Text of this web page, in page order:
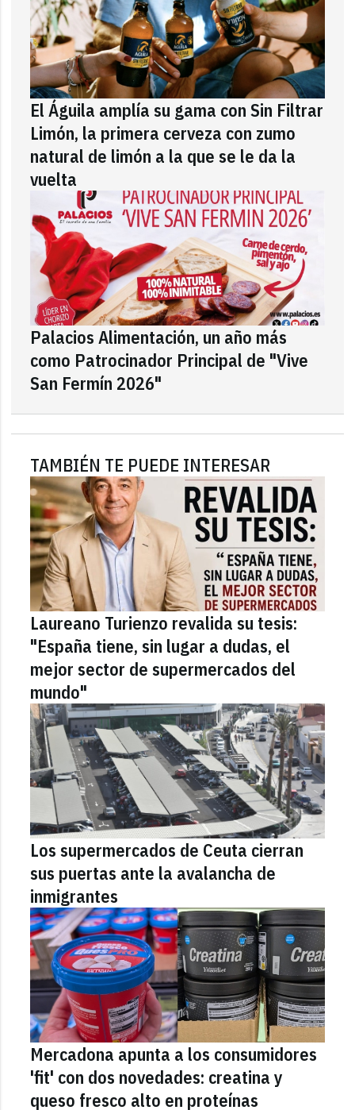
El Águila amplía su gama con Sin Filtrar
Limón, la primera cerveza con zumo
natural de limón a la que se le da la
vuelta
Palacios Alimentación, un año más
como Patrocinador Principal de "Vive
San Fermín 2026"
TAMBIÉN TE PUEDE INTERESAR
Laureano Turienzo revalida su tesis:
"España tiene, sin lugar a dudas, el
mejor sector de supermercados del
mundo"
Los supermercados de Ceuta cierran
sus puertas ante la avalancha de
inmigrantes
Mercadona apunta a los consumidores
'fit' con dos novedades: creatina y
queso fresco alto en proteínas